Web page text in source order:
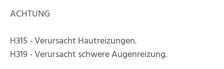
ACHTUNG
H315 - Verursacht Hautreizungen.
H319 - Verursacht schwere Augenreizung.